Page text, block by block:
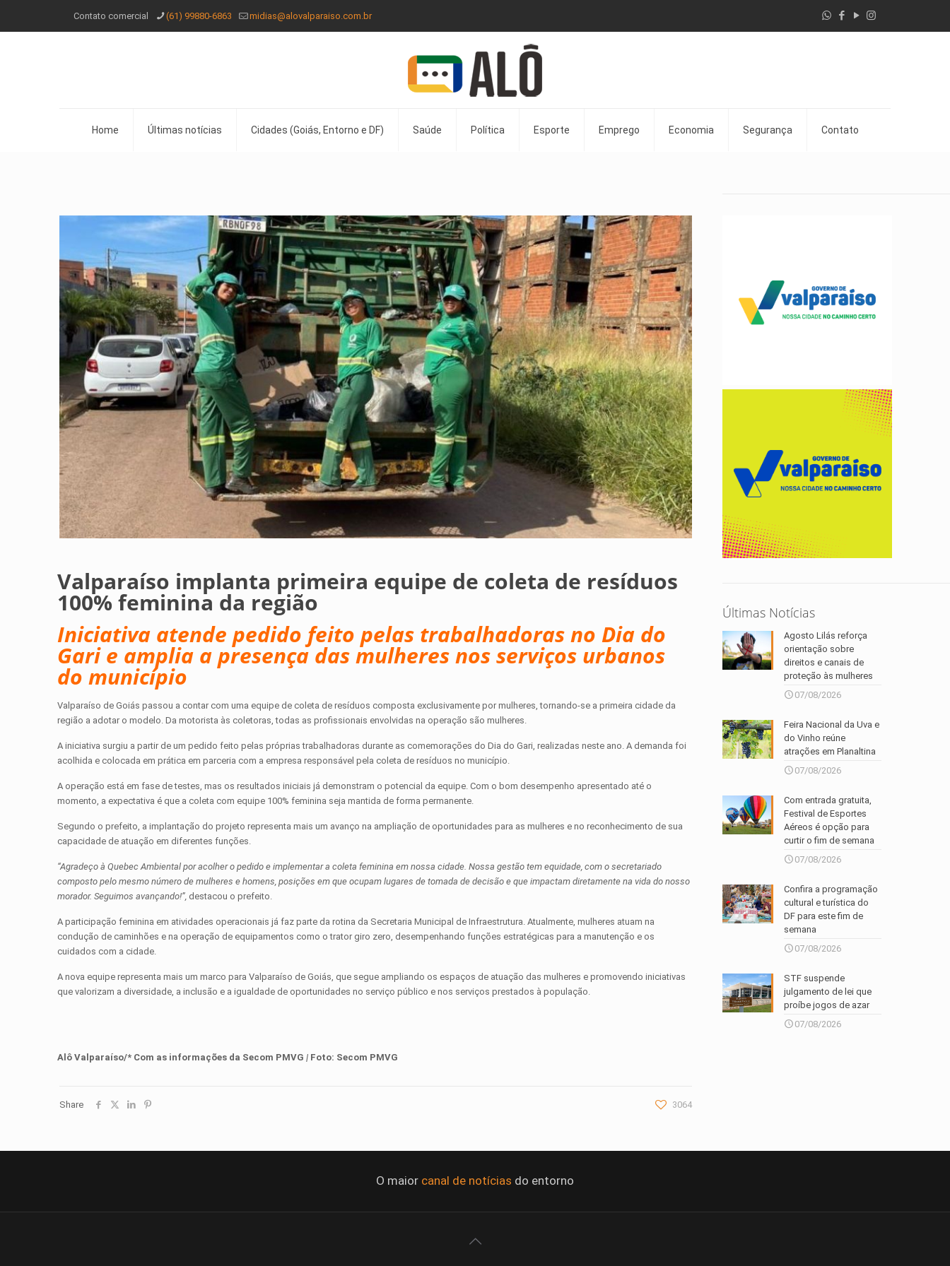
Contato comercial (61) 99880-6863 midias@alovalparaiso.com.br
Home Últimas notícias Cidades (Goiás, Entorno e DF) Saúde Política Esporte Emprego Economia Segurança Contato
Valparaíso implanta primeira equipe de coleta de resíduos
100% feminina da região
Iniciativa atende pedido feito pelas trabalhadoras no Dia do
Gari e amplia a presença das mulheres nos serviços urbanos
do município
Valparaíso de Goiás passou a contar com uma equipe de coleta de resíduos composta exclusivamente por mulheres, tornando-se a primeira cidade da
região a adotar o modelo. Da motorista às coletoras, todas as profissionais envolvidas na operação são mulheres.
A iniciativa surgiu a partir de um pedido feito pelas próprias trabalhadoras durante as comemorações do Dia do Gari, realizadas neste ano. A demanda foi
acolhida e colocada em prática em parceria com a empresa responsável pela coleta de resíduos no município.
A operação está em fase de testes, mas os resultados iniciais já demonstram o potencial da equipe. Com o bom desempenho apresentado até o
momento, a expectativa é que a coleta com equipe 100% feminina seja mantida de forma permanente.
Segundo o prefeito, a implantação do projeto representa mais um avanço na ampliação de oportunidades para as mulheres e no reconhecimento de sua
capacidade de atuação em diferentes funções.
“Agradeço à Quebec Ambiental por acolher o pedido e implementar a coleta feminina em nossa cidade. Nossa gestão tem equidade, com o secretariado
composto pelo mesmo número de mulheres e homens, posições em que ocupam lugares de tomada de decisão e que impactam diretamente na vida do nosso
morador. Seguimos avançando!”, destacou o prefeito.
A participação feminina em atividades operacionais já faz parte da rotina da Secretaria Municipal de Infraestrutura. Atualmente, mulheres atuam na
condução de caminhões e na operação de equipamentos como o trator giro zero, desempenhando funções estratégicas para a manutenção e os
cuidados com a cidade.
A nova equipe representa mais um marco para Valparaíso de Goiás, que segue ampliando os espaços de atuação das mulheres e promovendo iniciativas
que valorizam a diversidade, a inclusão e a igualdade de oportunidades no serviço público e nos serviços prestados à população.
Alô Valparaíso/* Com as informações da Secom PMVG | Foto: Secom PMVG
Share 3064
Últimas Notícias
Agosto Lilás reforça
orientação sobre
direitos e canais de
proteção às mulheres
07/08/2026
Feira Nacional da Uva e
do Vinho reúne
atrações em Planaltina
07/08/2026
Com entrada gratuita,
Festival de Esportes
Aéreos é opção para
curtir o fim de semana
07/08/2026
Confira a programação
cultural e turística do
DF para este fim de
semana
07/08/2026
STF suspende
julgamento de lei que
proíbe jogos de azar
07/08/2026
O maior canal de notícias do entorno